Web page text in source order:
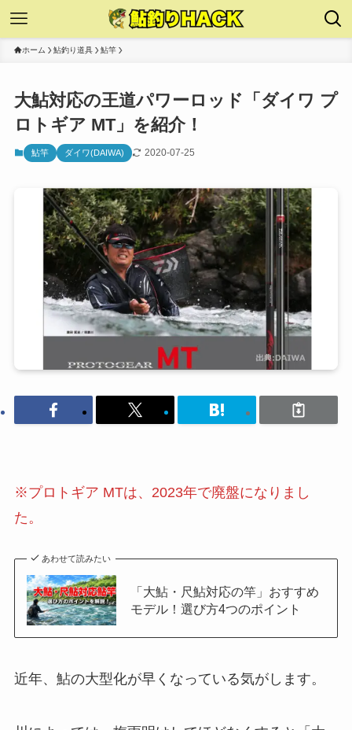
ホーム 鮎釣り道具 鮎竿
大鮎対応の王道パワーロッド「ダイワ プ
ロトギア MT」を紹介！
鮎竿 ダイワ(DAIWA) 2020-07-25
※プロトギア MTは、2023年で廃盤になりまし
た。
あわせて読みたい
「大鮎・尺鮎対応の竿」おすすめ
モデル！選び方4つのポイント
近年、鮎の大型化が早くなっている気がします。